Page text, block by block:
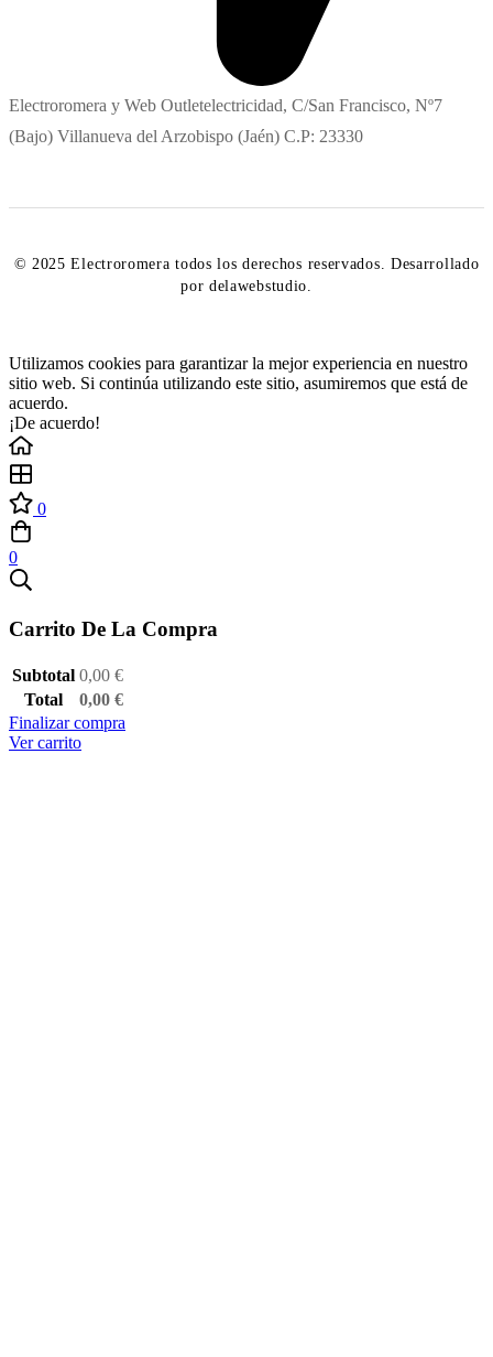
Electroromera y Web Outletelectricidad, C/San Francisco, Nº7
(Bajo) Villanueva del Arzobispo (Jaén) C.P: 23330
© 2025 Electroromera todos los derechos reservados. Desarrollado
por delawebstudio.
Utilizamos cookies para garantizar la mejor experiencia en nuestro
sitio web. Si continúa utilizando este sitio, asumiremos que está de
acuerdo.
¡De acuerdo!
0
0
Carrito De La Compra
Subtotal 0,00 €
Total
0,00 €
Finalizar compra
Ver carrito